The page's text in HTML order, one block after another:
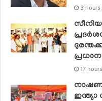
3 hours
17
ഇന്ത്യാ